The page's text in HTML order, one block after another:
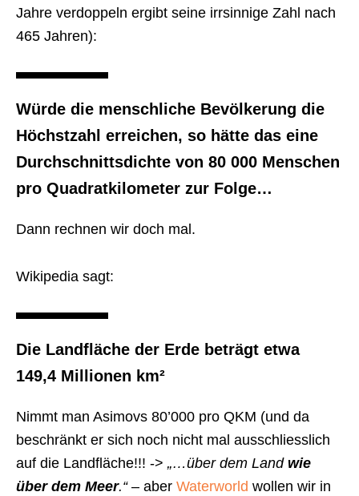
Jahre verdoppeln ergibt seine irrsinnige Zahl nach
465 Jahren):
Würde die menschliche Bevölkerung die
Höchstzahl erreichen, so hätte das eine
Durchschnittsdichte von 80 000 Menschen
pro Quadratkilometer zur Folge…
Dann rechnen wir doch mal.
Wikipedia sagt:
Die Landfläche der Erde beträgt etwa
149,4 Millionen km²
Nimmt man Asimovs 80’000 pro QKM (und da
beschränkt er sich noch nicht mal ausschliesslich
auf die Landfläche!!! -> „…über dem Land wie
über dem Meer.“ – aber Waterworld wollen wir in